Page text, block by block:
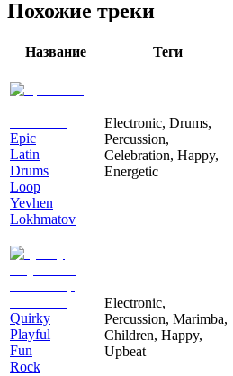
Похожие треки
Название Теги
Epic
Latin
Drums
Loop
Yevhen
Lokhmatov
Electronic, Drums,
Percussion,
Celebration, Happy,
Energetic
Quirky
Playful
Fun
Rock
Electronic,
Percussion, Marimba,
Children, Happy,
Upbeat